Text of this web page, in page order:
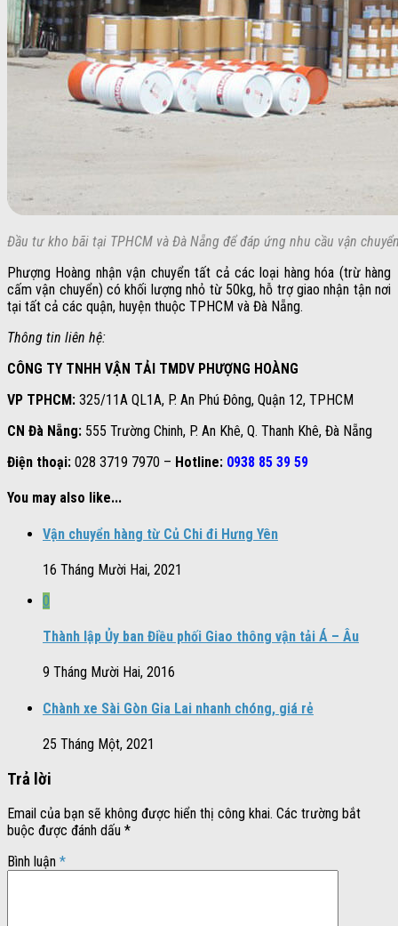
Đầu tư kho bãi tại TPHCM và Đà Nẵng để đáp ứng nhu cầu vận
Phượng Hoàng nhận vận chuyển tất cả các loại hàng hóa (trừ hàng
cấm vận chuyển) có khối lượng nhỏ từ 50kg, hỗ trợ giao nhận tận nơi
tại tất cả các quận, huyện thuộc TPHCM và Đà Nẵng.
Thông tin liên hệ:
CÔNG TY TNHH VẬN TẢI TMDV PHƯỢNG HOÀNG
VP TPHCM: 325/11A QL1A, P. An Phú Đông, Quận 12, TPHCM
CN Đà Nẵng: 555 Trường Chinh, P. An Khê, Q. Thanh Khê, Đà Nẵng
Điện thoại: 028 3719 7970 – Hotline: 0938 85 39 59
You may also like...
Vận chuyển hàng từ Củ Chi đi Hưng Yên
16 Tháng Mười Hai, 2021
0
Thành lập Ủy ban Điều phối Giao thông vận tải Á – Âu
9 Tháng Mười Hai, 2016
Chành xe Sài Gòn Gia Lai nhanh chóng, giá rẻ
25 Tháng Một, 2021
Trả lời
Email của bạn sẽ không được hiển thị công khai. Các trường bắt
buộc được đánh dấu *
Bình luận *